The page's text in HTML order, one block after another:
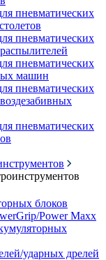
пневматических
пневматических
пневматических
машин
пневматических
пневматических
блоков
Power Maxx
ударных дрелей